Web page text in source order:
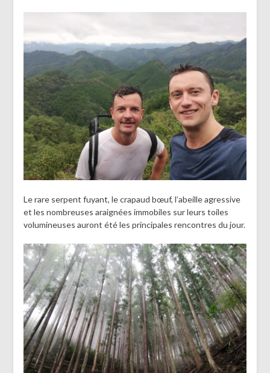
Le rare serpent fuyant, le crapaud bœuf, l’abeille agressive
et les nombreuses araignées immobiles sur leurs toiles
volumineuses auront été les principales rencontres du jour.